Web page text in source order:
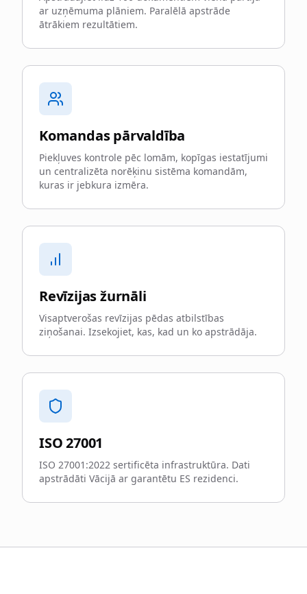
ar uzņēmuma plāniem. Paralēlā apstrāde
ātrākiem rezultātiem.
Komandas pārvaldība
Piekļuves kontrole pēc lomām, kopīgas iestatījumi
un centralizēta norēķinu sistēma komandām,
kuras ir jebkura izmēra.
Revīzijas žurnāli
Visaptverošas revīzijas pēdas atbilstības
ziņošanai. Izsekojiet, kas, kad un ko apstrādāja.
ISO 27001
ISO 27001:2022 sertificēta infrastruktūra. Dati
apstrādāti Vācijā ar garantētu ES rezidenci.